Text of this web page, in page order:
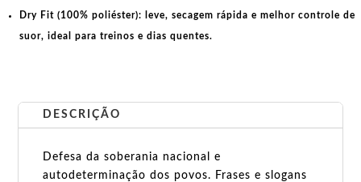
Dry Fit (100% poliéster): leve, secagem rápida e melhor controle de
suor, ideal para treinos e dias quentes.
DESCRIÇÃO
Defesa da soberania nacional e
autodeterminação dos povos. Frases e slogans